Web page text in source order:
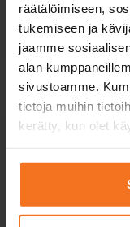
räätälöimiseen,
tukemiseen ja
jaamme
alan
sivustoamme.
tietoja muihin
kerätty, kun olet
Läs mer
BE-
390€
Du kan också